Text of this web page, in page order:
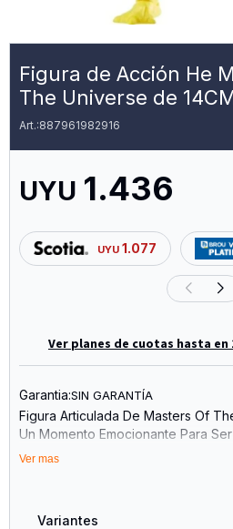
Figura de Acción He
The Universe de
887961982916
UYU 1.436
UYU 1.077
Ver planes de cuotas hasta
Garantia:SIN GARANTÍA
Figura Articulada De Masters Of
Un Momento Emocionante Para
Universe! Para Los Fans De
Ver mas
Variantes